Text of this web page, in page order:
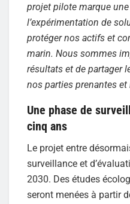
projet pilote marque
l’expérimentation de
protéger nos actifs et
marin. Nous sommes
résultats et de partager
nos parties prenantes et
Une phase de
cinq ans
Le projet entre
surveillance et
2030. Des études
seront menées à partir